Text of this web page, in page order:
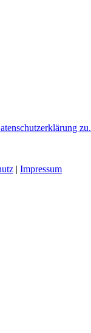
zu.
| Impressum